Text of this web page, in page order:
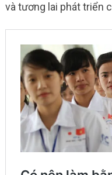
và tương lai phát triển